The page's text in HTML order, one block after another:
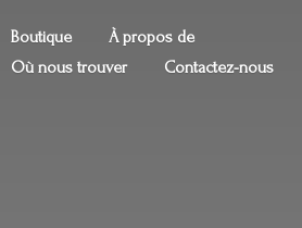
Boutique
À propos de
Où nous trouver
Contactez-nous